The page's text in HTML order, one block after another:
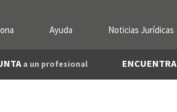
Ayuda Noticias Jurídicas
a un profesional ENCUENTRA